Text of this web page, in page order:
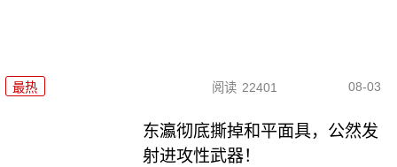
最热 阅读 22401 08-03
东瀛彻底撕掉和平面具，公然发
射进攻性武器！